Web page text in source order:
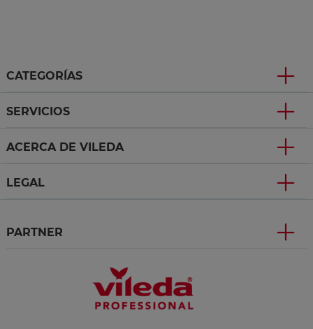
CATEGORÍAS
SERVICIOS
ACERCA DE VILEDA
LEGAL
PARTNER